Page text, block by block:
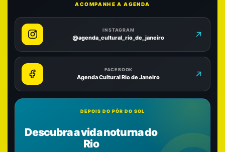
ACOMPANHE A AGENDA
INSTAGRAM
@agenda_cultural_rio_de_janeiro
FACEBOOK
Agenda Cultural Rio de Janeiro
DEPOIS DO PÔR DO SOL
Descubra a vida noturna do
Rio